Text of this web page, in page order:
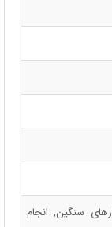
سنگین, انجام